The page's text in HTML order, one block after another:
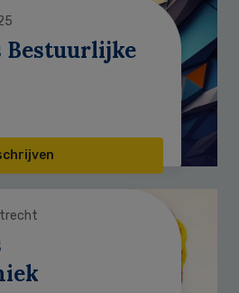
Bestuurlijke